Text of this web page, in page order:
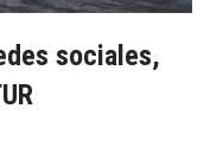
sociales,